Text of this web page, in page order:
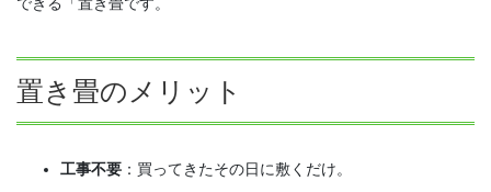
置き畳のメリット
工事不要 ：買ってきたその日に敷くだけ。